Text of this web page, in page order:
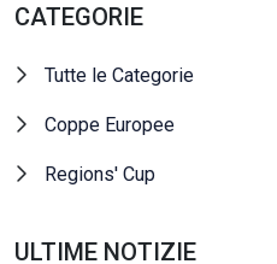
CATEGORIE
Tutte le Categorie
Coppe Europee
Regions' Cup
ULTIME NOTIZIE